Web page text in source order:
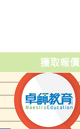
獲取報價